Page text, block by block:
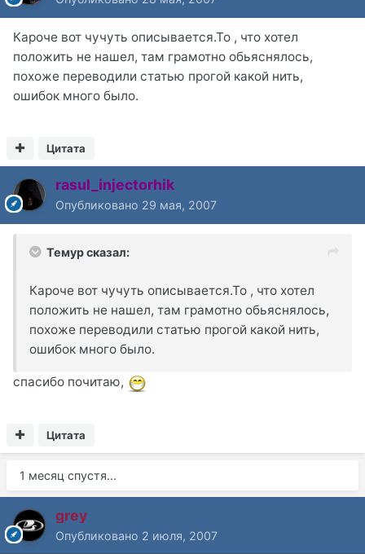
Кароче вот чучуть описывается.То , что хотел
положить не нашел, там грамотно обьяснялось,
похоже переводили статью прогой какой нить,
ошибок много было.
Цитата
rasul_injectorhik
Опубликовано 29 мая, 2007
Темур сказал:
Кароче вот чучуть описывается.То , что хотел
положить не нашел, там грамотно обьяснялось,
похоже переводили статью прогой какой нить,
ошибок много было.
спасибо почитаю,
Цитата
1 месяц спустя...
grey
Опубликовано 2 июля, 2007